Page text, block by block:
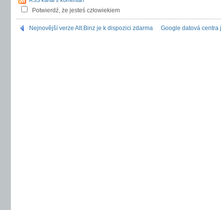
Potwierdź, że jesteś człowiekiem
Nejnovější verze Alt.Binz je k dispozici zdarma Google datová centra